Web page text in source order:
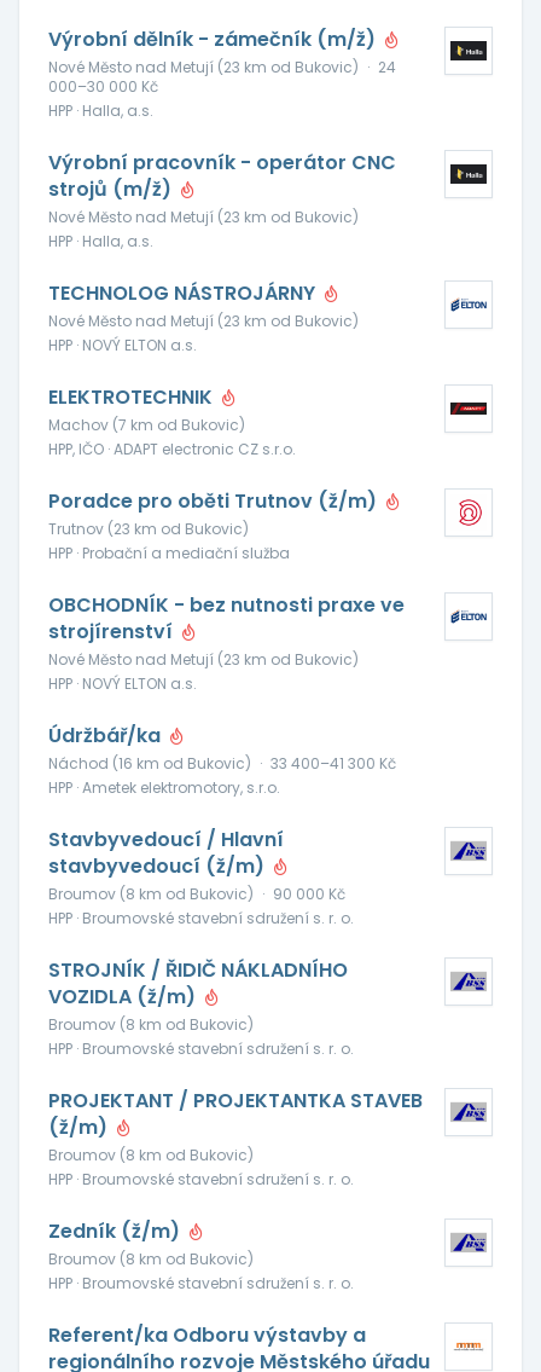
Výrobní dělník - zámečník (m/ž)
Nové Město nad Metují (23 km od Bukovic) · 24
000–30 000 Kč
HPP · Halla, a.s.
Výrobní pracovník - operátor CNC
strojů (m/ž)
Nové Město nad Metují (23 km od Bukovic)
HPP · Halla, a.s.
TECHNOLOG NÁSTROJÁRNY
Nové Město nad Metují (23 km od Bukovic)
HPP · NOVÝ ELTON a.s.
ELEKTROTECHNIK
Machov (7 km od Bukovic)
HPP, IČO · ADAPT electronic CZ s.r.o.
Poradce pro oběti Trutnov (ž/m)
Trutnov (23 km od Bukovic)
HPP · Probační a mediační služba
OBCHODNÍK - bez nutnosti praxe ve
strojírenství
Nové Město nad Metují (23 km od Bukovic)
HPP · NOVÝ ELTON a.s.
Údržbář/ka
Náchod (16 km od Bukovic) · 33 400–41 300 Kč
HPP · Ametek elektromotory, s.r.o.
Stavbyvedoucí / Hlavní
stavbyvedoucí (ž/m)
Broumov (8 km od Bukovic) · 90 000 Kč
HPP · Broumovské stavební sdružení s. r. o.
STROJNÍK / ŘIDIČ NÁKLADNÍHO
VOZIDLA (ž/m)
Broumov (8 km od Bukovic)
HPP · Broumovské stavební sdružení s. r. o.
PROJEKTANT / PROJEKTANTKA STAVEB
(ž/m)
Broumov (8 km od Bukovic)
HPP · Broumovské stavební sdružení s. r. o.
Zedník (ž/m)
Broumov (8 km od Bukovic)
HPP · Broumovské stavební sdružení s. r. o.
Referent/ka Odboru výstavby a
regionálního rozvoje Městského úřadu